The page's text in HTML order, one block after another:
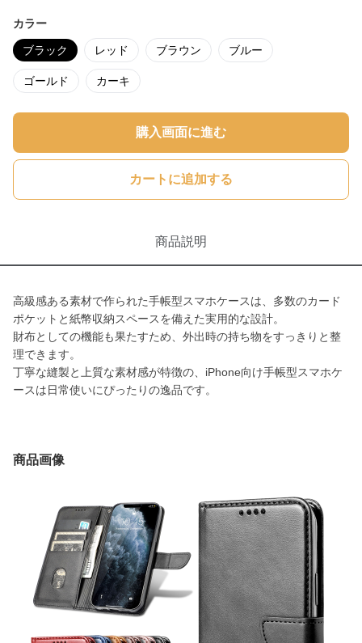
カラー
ブラック レッド ブラウン ブルー
ゴールド カーキ
購入画面に進む
カートに追加する
商品説明
高級感ある素材で作られた手帳型スマホケースは、多数のカード
ポケットと紙幣収納スペースを備えた実用的な設計。
財布としての機能も果たすため、外出時の持ち物をすっきりと整
理できます。
丁寧な縫製と上質な素材感が特徴の、iPhone向け手帳型スマホケ
ースは日常使いにぴったりの逸品です。
商品画像